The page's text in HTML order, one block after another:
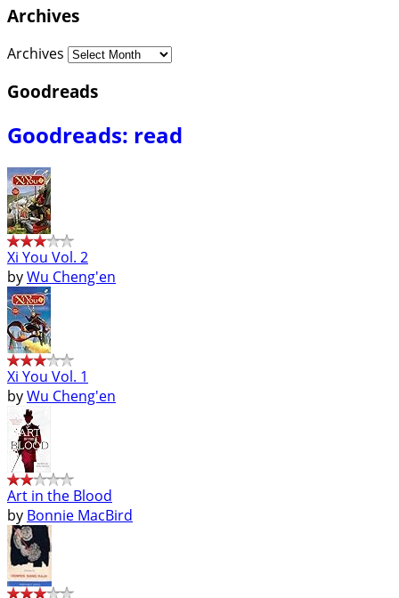
Archives
Archives
Goodreads
Goodreads: read
Xi You Vol. 2
byWu Cheng'en
Xi You Vol. 1
byWu Cheng'en
Art in the Blood
by Bonnie MacBird